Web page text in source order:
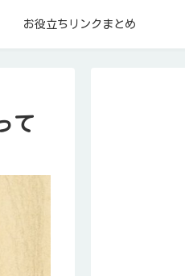
お役立ちリンクまとめ
て